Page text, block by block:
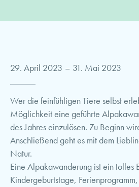
29. April 2023 – 31. Mai 2023
Wer die feinfühligen Tiere selbst
Möglichkeit eine geführte
des Jahres einzulösen. Zu Beginn
Anschließend geht es mit dem
Natur.
Eine Alpakawanderung ist ein tolles
Kindergeburtstage,